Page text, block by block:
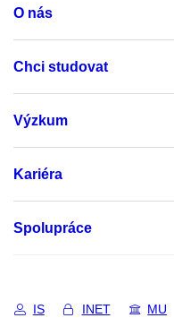
O nás
Chci studovat
Výzkum
Kariéra
Spolupráce
IS INET MU